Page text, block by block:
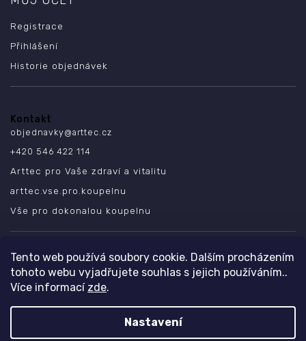
Tento web používá soubory cookie. Dalším procházením
tohoto webu vyjadřujete souhlas s jejich používáním..
Více informací zde.
Nastavení
Registrace
Přihlášení
Historie objednávek
Kontakt
objednavky@arttec.cz
+420 546 422 114
Arttec pro Vaše zdraví a vitalitu
arttec.vse.pro.koupelnu
Vše pro dokonalou koupelnu
SLEDUJTE NÁS